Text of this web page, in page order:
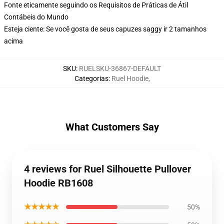
Fonte eticamente seguindo os Requisitos de Práticas de Átil
Contábeis do Mundo
Esteja ciente: Se você gosta de seus capuzes saggy ir 2 tamanhos
acima
SKU: RUELSKU-36867-DEFAULT
Categorias: Ruel Hoodie,
What Customers Say
4 reviews for Ruel Silhouette Pullover
Hoodie RB1608
★★★★★ 50%